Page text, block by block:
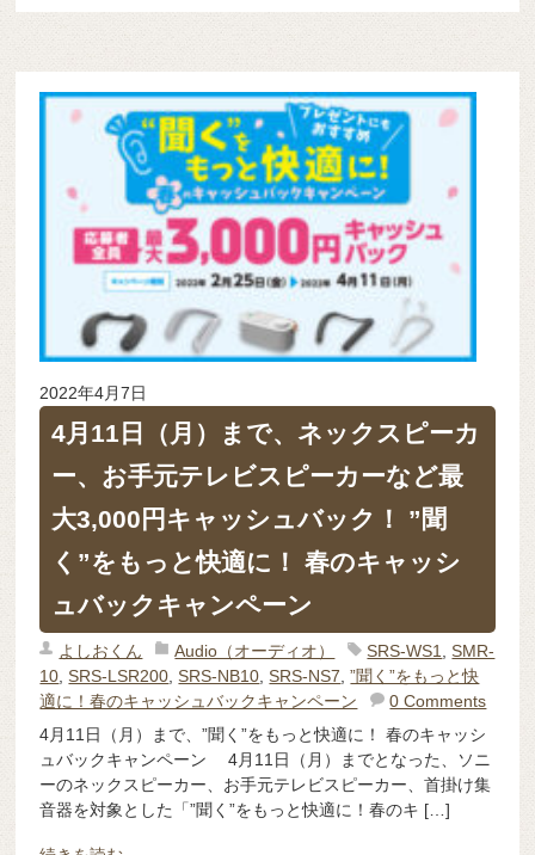
2022年4月7日
4月11日（月）まで、ネックスピーカ
ー、お手元テレビスピーカーなど最
大3,000円キャッシュバック！ ”聞
く”をもっと快適に！ 春のキャッシ
ュバックキャンペーン
よしおくん Audio（オーディオ） SRS-WS1 ,SMR-
10 ,SRS-LSR200 ,SRS-NB10 ,SRS-NS7 ,”聞く”をもっと快
適に！春のキャッシュバックキャンペーン
0 Comments
4月11日（月）まで、”聞く”をもっと快適に！ 春のキャッシ
ュバックキャンペーン 4月11日（月）までとなった、ソニ
ーのネックスピーカー、お手元テレビスピーカー、首掛け集
音器を対象とした「”聞く”をもっと快適に！春のキ […]